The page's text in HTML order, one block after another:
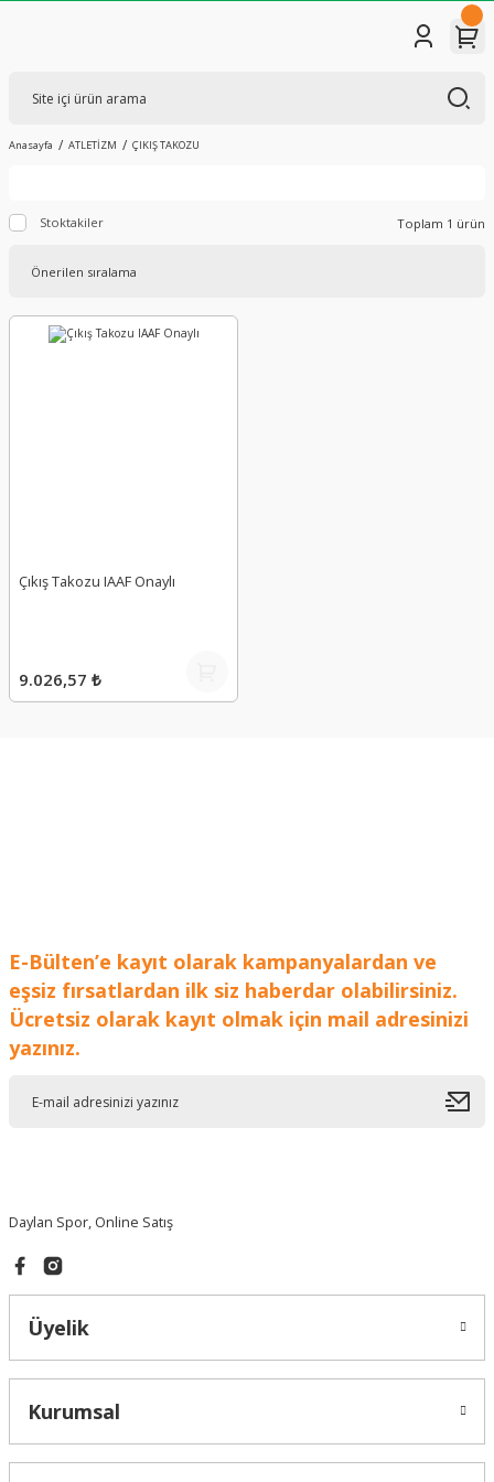
Anasayfa ATLETİZM ÇIKIŞ TAKOZU
Stoktakiler Toplam 1 ürün
Çıkış Takozu IAAF Onaylı
9.026,57 ₺
E-Bülten’e kayıt olarak kampanyalardan ve
eşsiz fırsatlardan ilk siz haberdar olabilirsiniz.
Ücretsiz olarak kayıt olmak için mail adresinizi
yazınız.
Daylan Spor, Online Satış
Üyelik
Kurumsal